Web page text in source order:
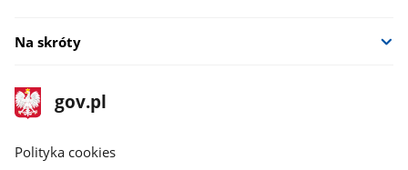
Na skróty
stopka
gov.pl
Strona
gov.pl
gov.pl
Polityka cookies